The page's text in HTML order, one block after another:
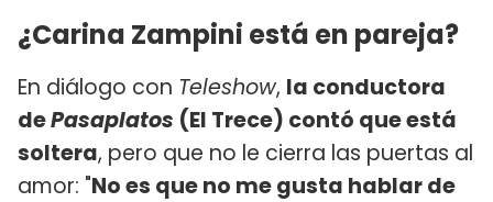
¿Carina Zampini está en pareja?
En diálogo con Teleshow, la conductora
dePasaplatos (El Trece) contó que está
soltera, pero que no le cierra las puertas al
amor: "No es que no me gusta hablar de